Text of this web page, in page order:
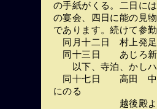
の手紙がくる。二日に
の宴会、四日に能の見
であります。続けて参
同月十二日 村上発
同十三日 あじろ
以下、寺泊、かし
同十七日 高田 中
にのる
越後殿よりのこ